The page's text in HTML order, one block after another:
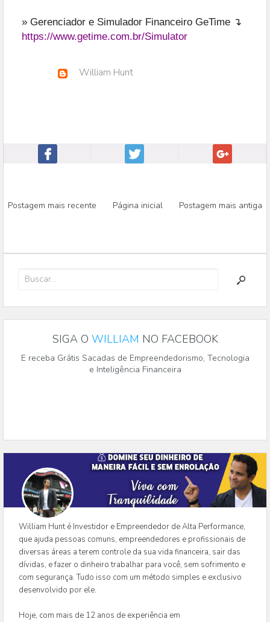
» Gerenciador e Simulador Financeiro GeTime ↴
https://www.getime.com.br/Simulator
William Hunt
Postagem mais recente Página inicial Postagem mais antiga
SIGA O WILLIAM NO FACEBOOK
E receba Grátis Sacadas de Empreendedorismo, Tecnologia
e Inteligência Financeira
William Hunt é Investidor e Empreendedor de Alta Performance,
que ajuda pessoas comuns, empreendedores e profissionais de
diversas áreas a terem controle da sua vida financeira, sair das
dívidas, e fazer o dinheiro trabalhar para você, sem sofrimento e
com segurança. Tudo isso com um método simples e exclusivo
desenvolvido por ele.
Hoje, com mais de 12 anos de experiência em